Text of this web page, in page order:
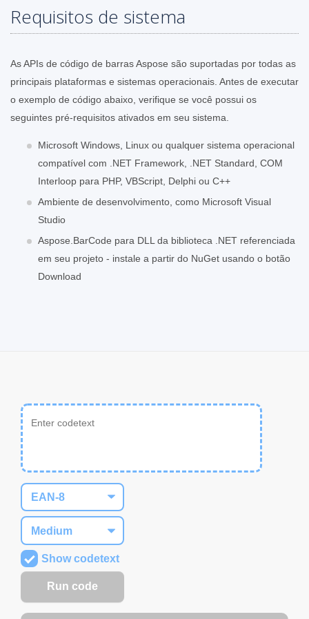
Requisitos de sistema
As APIs de código de barras Aspose são suportadas por todas as
principais plataformas e sistemas operacionais. Antes de executar
o exemplo de código abaixo, verifique se você possui os
seguintes pré-requisitos ativados em seu sistema.
Microsoft Windows, Linux ou qualquer sistema operacional
compatível com .NET Framework, .NET Standard, COM
Interloop para PHP, VBScript, Delphi ou C++
Ambiente de desenvolvimento, como Microsoft Visual
Studio
Aspose.BarCode para DLL da biblioteca .NET referenciada
em seu projeto - instale a partir do NuGet usando o botão
Download
Show codetext